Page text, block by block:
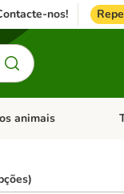
nos!
de categoria:
animais